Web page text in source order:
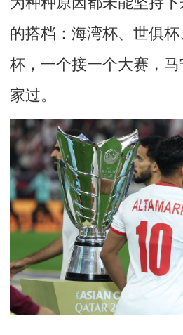
的搭档：海湾杯、世俱
杯，一个接一个大赛，
家过。